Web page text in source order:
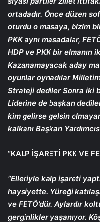
ortadadır. Önce düzen
oturdu o masaya, bizim
PKK aynı masadalar,
HDP ve PKK bir elmanın
Kazanamayacak aday
oyunlar oynadılar
Strateji dediler Sonra iki
Liderine de başkan
kim gelirse gelsin
kalkanı Başkan
“KALP İŞARETİ PKK VE
“Elleriyle kalp işareti
haysiyette. Yüreği
ve FETÖ’dür. Aylardır
gerginlikler yaşanıyor.